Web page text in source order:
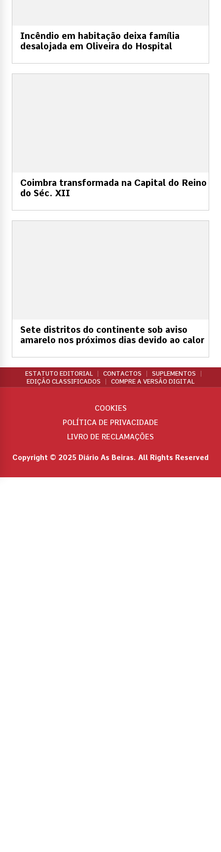
Incêndio em habitação deixa família
desalojada em Oliveira do Hospital
Coimbra transformada na Capital do Reino
do Séc. XII
Sete distritos do continente sob aviso
amarelo nos próximos dias devido ao calor
ESTATUTO EDITORIAL CONTACTOS
SUPLEMENTOS
EDIÇÃO CLASSIFICADOS
COMPRE A VERSÃO DIGITAL
Copyright © 2025 Diário As Beiras. All Rights Reserved
COOKIES
POLÍTICA DE PRIVACIDADE
LIVRO DE RECLAMAÇÕES